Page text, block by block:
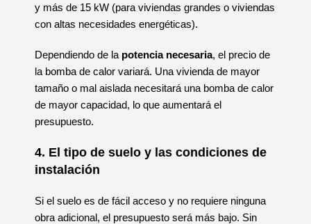
y más de 15 kW (para viviendas grandes o viviendas
con altas necesidades energéticas).
Dependiendo de la potencia necesaria, el precio de
la bomba de calor variará. Una vivienda de mayor
tamaño o mal aislada necesitará una bomba de calor
de mayor capacidad, lo que aumentará el
presupuesto.
4. El tipo de suelo y las condiciones de
instalación
Si el suelo es de fácil acceso y no requiere ninguna
obra adicional, el presupuesto será más bajo. Sin